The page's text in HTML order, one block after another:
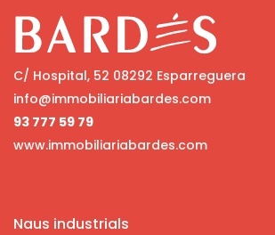
C/ Hospital, 52 08292 Esparreguera
info@immobiliariabardes.com
93 777 59 79
www.immobiliariabardes.com
Naus industrials